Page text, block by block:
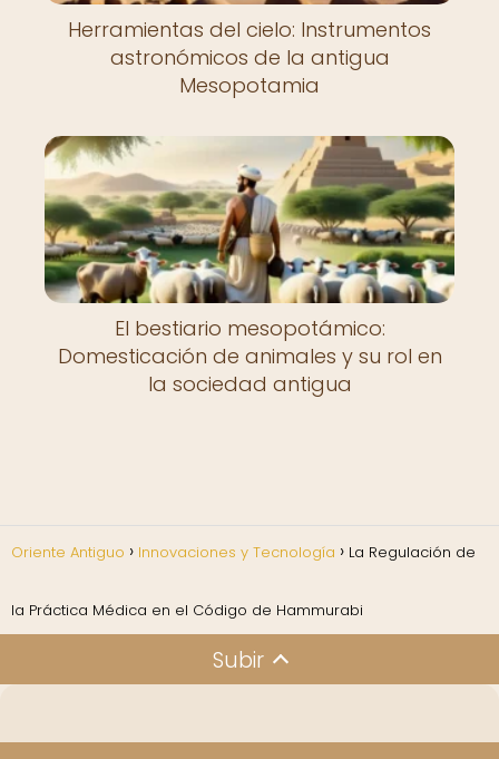
Herramientas del cielo: Instrumentos
astronómicos de la antigua
Mesopotamia
El bestiario mesopotámico:
Domesticación de animales y su rol en
la sociedad antigua
Oriente Antiguo Innovaciones y Tecnología La Regulación de
la Práctica Médica en el Código de Hammurabi
Subir